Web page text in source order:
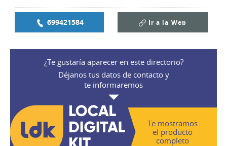
699421584 Ir a la Web
¿Te gustaría aparecer en este directorio?
Déjanos tus datos de contacto y
te informaremos
Te mostramos
el producto
completo